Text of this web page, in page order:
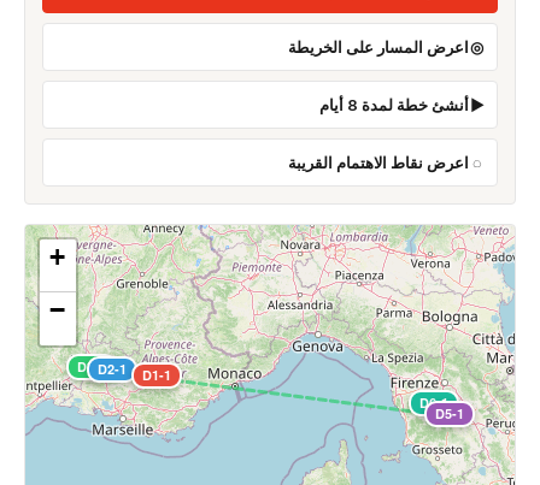
اعرض المسار على الخريطة
أنشئ خطة لمدة 8 أيام
اعرض نقاط الاهتمام القريبة
D1-1
D2-1
D3-1
D5-1
D6-1
+
−